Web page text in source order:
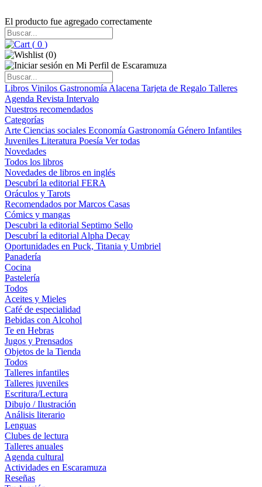
El producto fue agregado correctamente
( 0 )
(0)
Libros Vinilos Gastronomía Alacena Tarjeta de Regalo Talleres
Agenda Revista Intervalo
Nuestros recomendados
Categorías
Arte Ciencias sociales Economía Gastronomía Género Infantiles
Juveniles Literatura Poesía Ver todas
Novedades
Todos los libros
Novedades de libros en inglés
Descubrí la editorial FERA
Oráculos y Tarots
Recomendados por Marcos Casas
Cómics y mangas
Descubri la editorial Septimo Sello
Descubrí la editorial Alpha Decay
Oportunidades en Puck, Titania y Umbriel
Panadería
Cocina
Pastelería
Todos
Aceites y Mieles
Café de especialidad
Bebidas con Alcohol
Te en Hebras
Jugos y Prensados
Objetos de la Tienda
Todos
Talleres infantiles
Talleres juveniles
Escritura/Lectura
Dibujo / Ilustración
Análisis literario
Lenguas
Clubes de lectura
Talleres anuales
Agenda cultural
Actividades en Escaramuza
Reseñas